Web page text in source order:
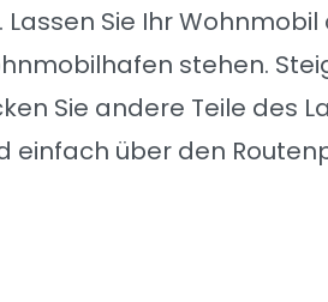
Lassen Sie Ihr
stehen.
Sie andere Teile des
einfach über den